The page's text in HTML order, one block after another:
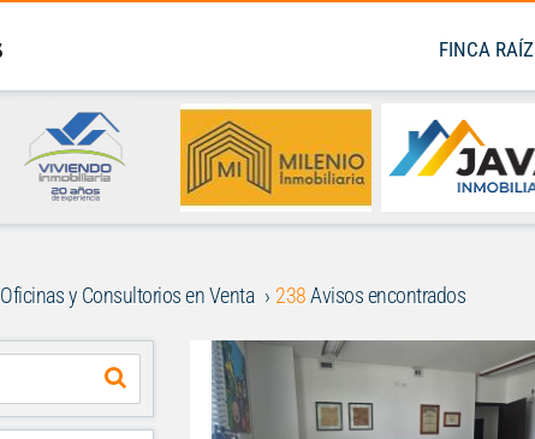
FINCA RAÍZ
Oficinas y Consultorios en Venta 238Avisos encontrados